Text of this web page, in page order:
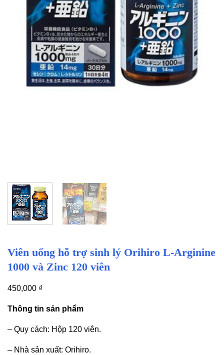
Viên uống hỗ trợ sinh lý Orihiro L-Arginine
1000 và Zinc 120 viên
450,000 ₫
Thông tin sản phẩm
– Quy cách: Hộp 120 viên.
– Nhà sản xuất: Orihiro.